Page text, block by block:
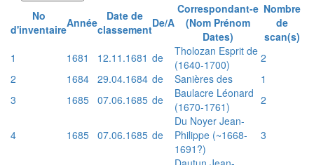
No
d'inventaireAnnée
Date de
classementDe/A
Correspondant-e
(Nom Prénom
Dates)
Nombre
de
scan(s)
1
1681 12.11.1681 de
Tholozan Esprit de
(1640-1700)
2
2
1684 29.04.1684 de Sanières des
1
3
1685 07.06.1685 de
Baulacre Léonard
(1670-1761)
2
4 1685 07.06.1685 de
Du Noyer Jean-
Philippe (~1668-
1691?)
3